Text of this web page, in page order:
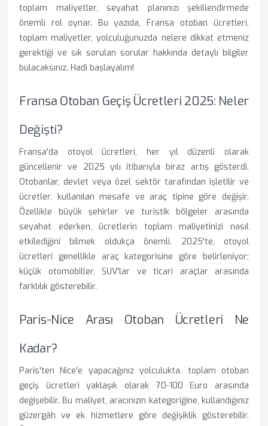
toplam maliyetler, seyahat planınızı şekillendirmede
önemli rol oynar. Bu yazıda, Fransa otoban ücretleri,
toplam maliyetler, yolculuğunuzda nelere dikkat etmeniz
gerektiği ve sık sorulan sorular hakkında detaylı bilgiler
bulacaksınız. Hadi başlayalım!
Fransa Otoban Geçiş Ücretleri 2025: Neler
Değişti?
Fransa'da otoyol ücretleri, her yıl düzenli olarak
güncellenir ve 2025 yılı itibarıyla biraz artış gösterdi.
Otobanlar, devlet veya özel sektör tarafından işletilir ve
ücretler, kullanılan mesafe ve araç tipine göre değişir.
Özellikle büyük şehirler ve turistik bölgeler arasında
seyahat ederken, ücretlerin toplam maliyetinizi nasıl
etkilediğini bilmek oldukça önemli. 2025'te, otoyol
ücretleri genellikle araç kategorisine göre belirleniyor;
küçük otomobiller, SUV'lar ve ticari araçlar arasında
farklılık gösterebilir.
Paris-Nice Arası Otoban Ücretleri Ne
Kadar?
Paris'ten Nice'e yapacağınız yolculukta, toplam otoban
geçiş ücretleri yaklaşık olarak 70-100 Euro arasında
değişebilir. Bu maliyet, aracınızın kategoriğine, kullandığınız
güzergâh ve ek hizmetlere göre değişiklik gösterebilir.